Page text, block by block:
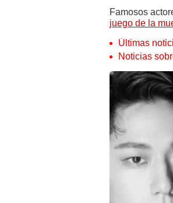
Famosos
juego de la
Últimas
Noticias